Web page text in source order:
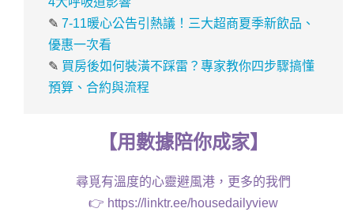
✎7-11暖心公告引熱議！三大超商夏季新飲品、
優惠一次看
✎ 買房後如何裝潢不踩雷？專家教你四步驟搞懂
預算、合約與流程
【用數據陪你成家】
尋覓有溫度的心靈避風港，更多的我們
👉 https://linktr.ee/housedailyview